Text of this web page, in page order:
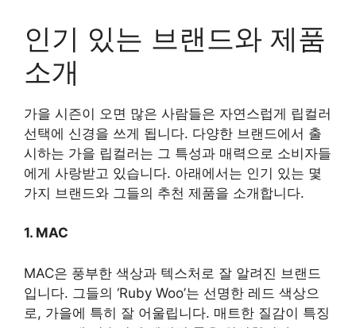
인기 있는 브랜드와 제품
소개
가을 시즌이 오면 많은 사람들은 자연스럽게 립컬러
선택에 신경을 쓰게 됩니다. 다양한 브랜드에서 출
시하는 가을 립컬러는 그 특성과 매력으로 소비자들
에게 사랑받고 있습니다. 아래에서는 인기 있는 몇
가지 브랜드와 그들의 추천 제품을 소개합니다.
1. MAC
MAC은 풍부한 색상과 텍스처로 잘 알려진 브랜드
입니다. 그들의 ‘Ruby Woo’는 선명한 레드 색상으
로, 가을에 특히 잘 어울립니다. 매트한 질감이 특징